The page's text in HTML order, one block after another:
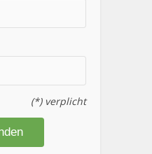
(*) verplicht